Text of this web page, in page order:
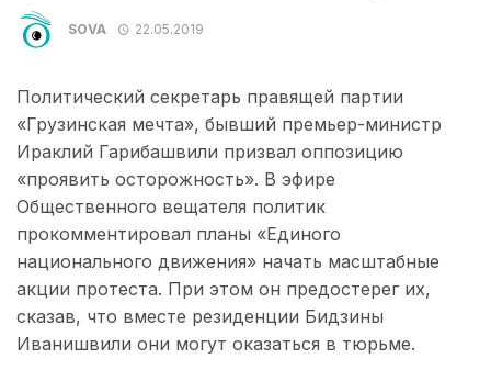
SOVA 22.05.2019
Политический секретарь правящей партии
«Грузинская мечта», бывший премьер-министр
Ираклий Гарибашвили призвал оппозицию
«проявить осторожность». В эфире
Общественного вещателя политик
прокомментировал планы «Единого
национального движения» начать масштабные
акции протеста. При этом он предостерег их,
сказав, что вместе резиденции Бидзины
Иванишвили они могут оказаться в тюрьме.